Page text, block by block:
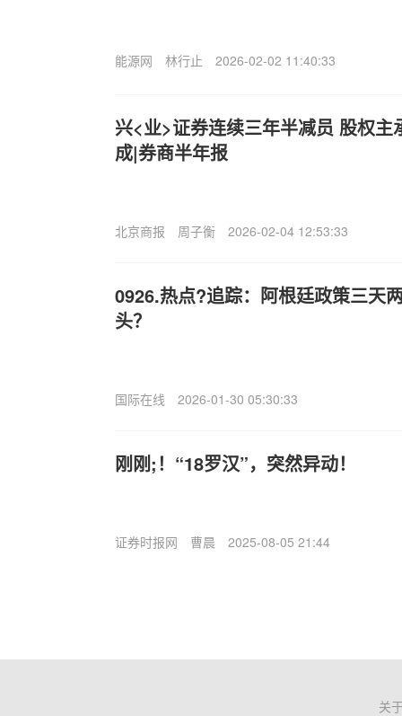
能源网 林行止 2026-02-02 11:40:33
兴<业>证券连续三年半减员 股权主
成|券商半年报
北京商报 周子衡 2026-02-04 12:53:33
0926.热点?追踪：阿根廷政策三天
头？
国际在线 2026-01-30 05:30:33
刚刚;！“18罗汉”，突然异动！
证券时报网 曹晨 2025-08-05 21:44
关